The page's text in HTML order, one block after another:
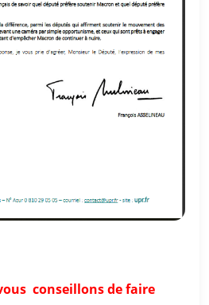
conseillons de faire